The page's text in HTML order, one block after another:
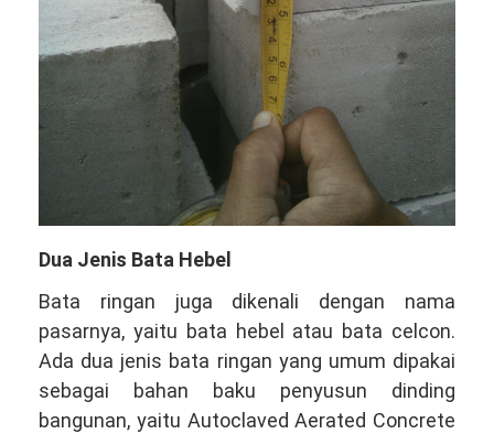
Dua Jenis Bata Hebel
Bata ringan juga dikenali dengan nama
pasarnya, yaitu bata hebel atau bata celcon.
Ada dua jenis bata ringan yang umum dipakai
sebagai bahan baku penyusun dinding
bangunan, yaitu Autoclaved Aerated Concrete